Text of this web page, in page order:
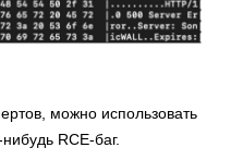
можно использовать
RCE-баг.